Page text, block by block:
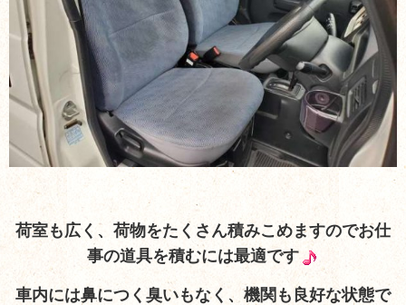
荷室も広く、荷物をたくさん積みこめますのでお仕
事の道具を積むには最適です
車内には鼻につく臭いもなく、機関も良好な状態で